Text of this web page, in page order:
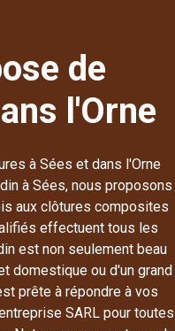
de
l'Orne
à Sées et dans l'Orne
à Sées, nous proposons
aux clôtures composites
effectuent tous les
est non seulement beau
domestique ou d'un grand
prête à répondre à vos
SARL pour toutes